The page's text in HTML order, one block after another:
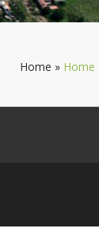
Home » Home